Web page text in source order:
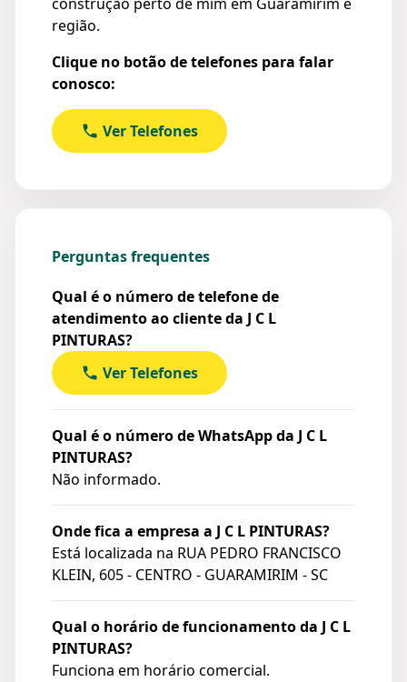
região.
Clique no botão de telefones para falar
conosco:
Ver Telefones
Perguntas frequentes
Qual é o número de telefone de
atendimento ao cliente da J C L
PINTURAS?
Ver Telefones
Qual é o número de WhatsApp da J C L
PINTURAS?
Não informado.
Onde fica a empresa a J C L PINTURAS?
Está localizada na RUA PEDRO FRANCISCO
KLEIN, 605 - CENTRO - GUARAMIRIM - SC
Qual o horário de funcionamento da J C L
PINTURAS?
Funciona em horário comercial.